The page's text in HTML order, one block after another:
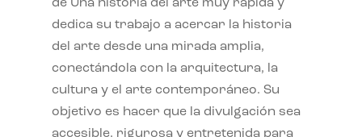
de Una historia del arte muy rápida y
dedica su trabajo a acercar la historia
del arte desde una mirada amplia,
conectándola con la arquitectura, la
cultura y el arte contemporáneo. Su
objetivo es hacer que la divulgación sea
accesible, rigurosa y entretenida para